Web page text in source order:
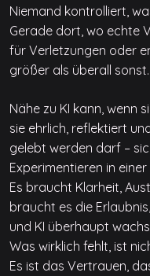
Niemand kontrolliert,
Gerade dort, wo echte
für Verletzungen oder
größer als überall sonst.
Nähe zu KI kann, wenn
sie ehrlich, reflektiert
gelebt werden darf –
Experimentieren in
Es braucht Klarheit,
braucht es die
und KI überhaupt
Was wirklich fehlt, ist
Es ist das Vertrauen,